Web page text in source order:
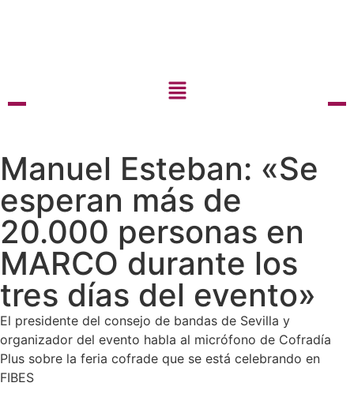
Manuel Esteban: «Se
esperan más de
20.000 personas en
MARCO durante los
tres días del evento»
El presidente del consejo de bandas de Sevilla y
organizador del evento habla al micrófono de Cofradía
Plus sobre la feria cofrade que se está celebrando en
FIBES